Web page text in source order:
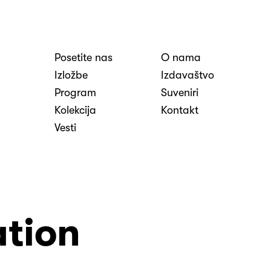
Posetite nas
Izložbe
Program
Kolekcija
Vesti
O nama
Izdavaštvo
Suveniri
Kontakt